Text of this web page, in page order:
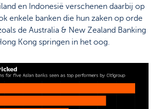
en Indonesië verschenen daarbij op
enkele banken die hun zaken op orde
de Australia & New Zealand Banking
Kong springen in het oog.